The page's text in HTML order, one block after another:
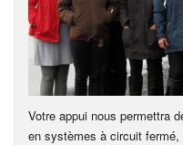
Votre appui nous permettra
en systèmes à circuit